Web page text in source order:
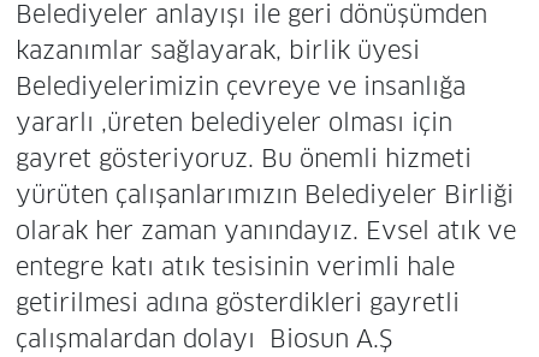
Belediyeler anlayışı ile geri dönüşümden
kazanımlar sağlayarak, birlik üyesi
Belediyelerimizin çevreye ve insanlığa
yararlı ,üreten belediyeler olması için
gayret gösteriyoruz. Bu önemli hizmeti
yürüten çalışanlarımızın Belediyeler Birliği
olarak her zaman yanındayız. Evsel atık ve
entegre katı atık tesisinin verimli hale
getirilmesi adına gösterdikleri gayretli
çalışmalardan dolayı Biosun A.Ş